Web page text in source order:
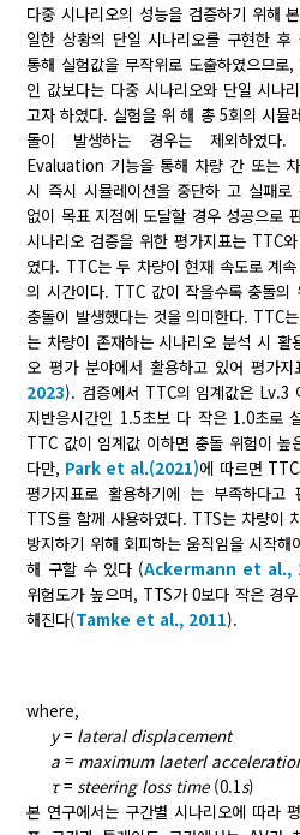
다중 시나리오의 성능을 검증하기 위해
일한 상황의 단일 시나리오를 구현한
통해 실험값을 무작위로 도출하였으므
인 값보다는 다중 시나리오와 단일 시나
고자 하였다. 실험을 위 해 총 5회의 시뮬
돌이 발생하는 경우는 제외하였다
Evaluation 기능을 통해 차량 간 또는
시 즉시 시뮬레이션을 중단하 고 실패
없이 목표 지점에 도달할 경우 성공으로
시나리오 검증을 위한 평가지표는
였다. TTC는 두 차량이 현재 속도로 계
의 시간이다. TTC 값이 작을수록 충돌
충돌이 발생했다는 것을 의미한다. TTC
는 차량이 존재하는 시나리오 분석 시
오 평가 분야에서 활용하고 있어 평가지
2023). 검증에서 TTC의 임계값은 Lv.3
지반응시간인 1.5초보 다 작은 1.0초로
TTC 값이 임계값 이하면 충돌 위험이 높
다만, Park et al.(2021)에 따르면
평가지표로 활용하기에 는 부족하다고
TTS를 함께 사용하였다. TTS는 차량이
방지하기 위해 회피하는 움직임을 시작해
해 구할 수 있다 (Ackermann et al.,
위험도가 높으며, TTS가 0보다 작은 경
해진다(Tamke et al., 2011).
where,
y= lateral displacement
a = maximum laeterl
τ=steering loss time(0.1s)
본 연구에서는 구간별 시나리오에 따라